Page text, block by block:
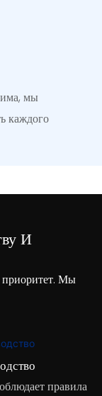
мы
каждого
И
Мы
правила